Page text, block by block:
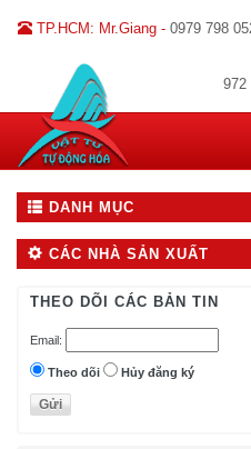
TP.HCM: Mr.Giang - 0979 798
972
DANH MỤC
CÁC NHÀ SẢN XUẤT
THEO DÕI CÁC BẢN TIN
Email:
Theo dõi Hủy đăng ký